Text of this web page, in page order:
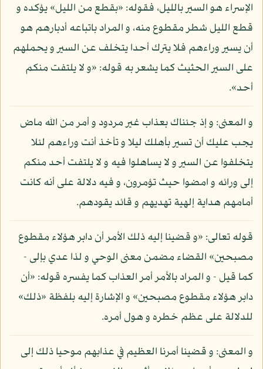
الإسراء هو السير بالليل، فقوله: «بقطع من الليل» يؤكده و
قطع الليل شطر مقطوع منه، و المراد باتباعه أدبارهم هو
أن يسير وراءهم فلا يترك أحدا يتخلف عن السير و يحملهم
على السير الحثيث كما يشعر به قوله: «و لا يلتفت منكم
أحد».
و المعنى: و إذ جئناك بعذاب غير مردود و أمر من الله ماض
يجب عليك أن تسير بأهلك ليلا و تأخذ أنت وراءهم لئلا
يتخلفوا عن السير و لا يساهلوا فيه و لا يلتفت أحد منكم
إلى ورائه و امضوا حيث تؤمرون، و فيه دلالة على أنه كانت
أمامهم هداية إلهية تهديهم و قائد يقودهم.
قوله تعالى: «و قضينا إليه ذلك الأمر أن دابر هؤلاء مقطوع
مصبحين» القضاء مضمن معنى الوحي و لذا عدي بإلى -
كما قيل - و المراد بالأمر أمر العذاب كما يفسره قوله: «أن
دابر هؤلاء مقطوع مصبحين» و الإشارة إليه بلفظة «ذلك»
للدلالة على عظم خطره و هول أمره.
و المعنى: و قضينا أمرنا العظيم في عذابهم موحيا ذلك إلى